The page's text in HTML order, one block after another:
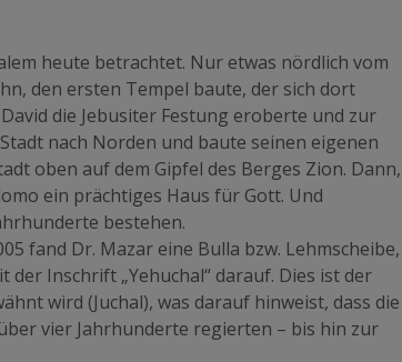
heute betrachtet. Nur etwas nördlich vom
den ersten Tempel baute, der sich dort
die Jebusiter Festung eroberte und zur
nach Norden und baute seinen eigenen
oben auf dem Gipfel des Berges Zion. Dann,
ein prächtiges Haus für Gott. Und
bestehen.
fand Dr. Mazar eine Bulla bzw. Lehmscheibe,
Inschrift „Yehuchal“ darauf. Dies ist der
wird (Juchal), was darauf hinweist, dass die
vier Jahrhunderte regierten – bis hin zur